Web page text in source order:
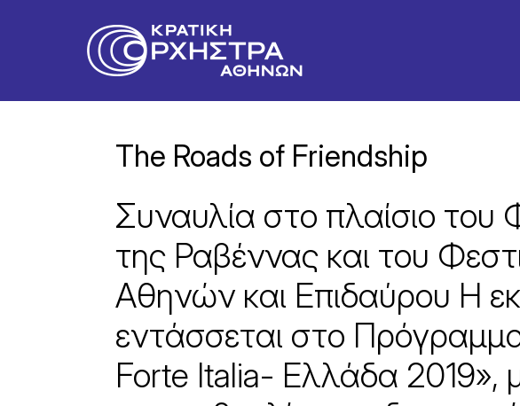
The Roads of Friendship
Συναυλία στο πλαίσιο του
της Ραβέννας και του
Αθηνών και Επιδαύρου Η
εντάσσεται στο
Forte Italia- Eλλάδα 2019»,